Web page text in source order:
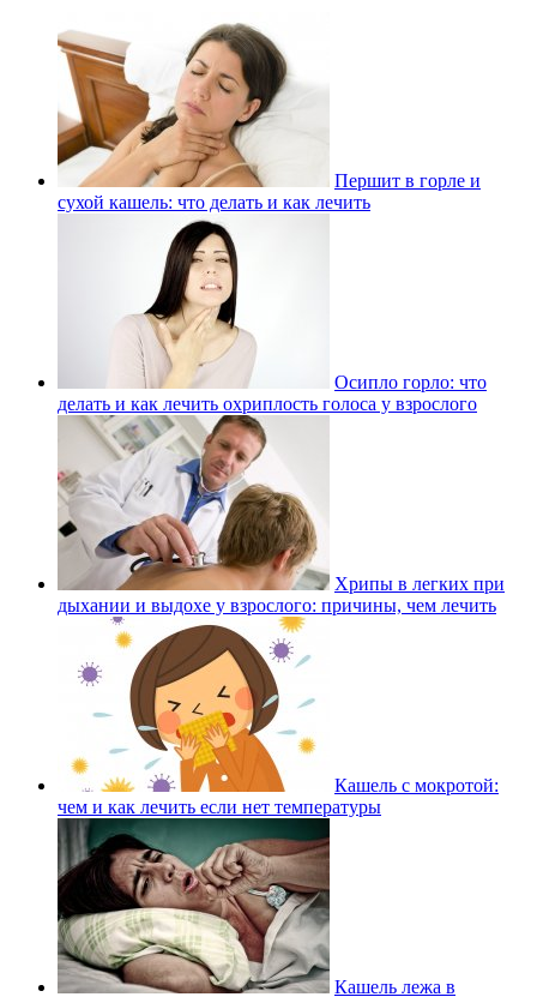
Першит в горле и
сухой кашель: что делать и как лечить
Осипло горло: что
делать и как лечить охриплость голоса у взрослого
Хрипы в легких при
дыхании и выдохе у взрослого: причины, чем лечить
Кашель с мокротой:
чем и как лечить если нет температуры
Кашель лежа в